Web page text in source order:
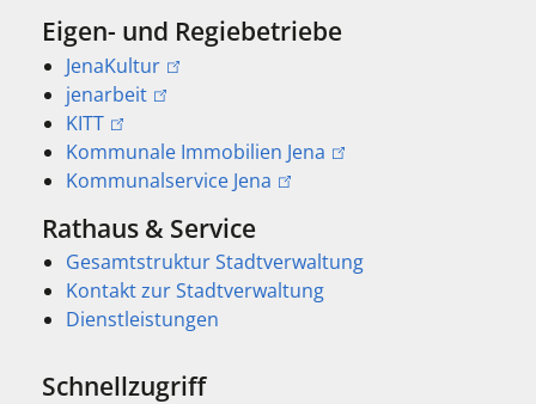
Eigen- und Regiebetriebe
JenaKultur
jenarbeit
KITT
Kommunale Immobilien Jena
Kommunalservice Jena
Rathaus & Service
Gesamtstruktur Stadtverwaltung
Kontakt zur Stadtverwaltung
Dienstleistungen
Schnellzugriff